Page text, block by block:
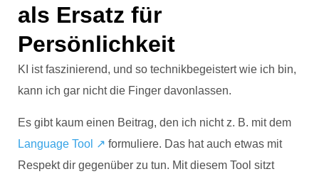
als Ersatz für
Persönlichkeit
KI ist faszinierend, und so technikbegeistert wie ich bin,
kann ich gar nicht die Finger davonlassen.
Es gibt kaum einen Beitrag, den ich nicht z. B. mit dem
Language Tool ↗ formuliere. Das hat auch etwas mit
Respekt dir gegenüber zu tun. Mit diesem Tool sitzt